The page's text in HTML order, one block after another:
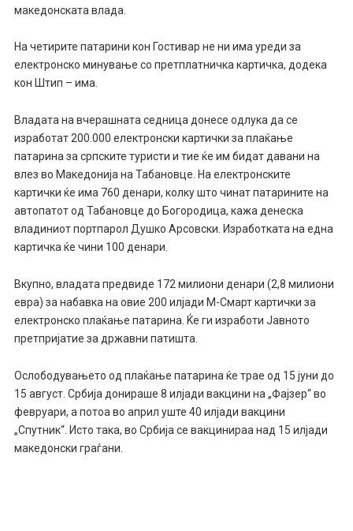
македонската влада.
На четирите патарини кон Гостивар не ни има уреди за
електронско минување со претплатничка картичка, додека
кон Штип – има.
Владата на вчерашната седница донесе одлука да се
изработат 200.000 електронски картички за плаќање
патарина за српските туристи и тие ќе им бидат давани на
влез во Македонија на Табановце. На електронските
картички ќе има 760 денари, колку што чинат патарините на
автопатот од Табановце до Богородица, кажа денеска
владиниот портпарол Душко Арсовски. Изработката на една
картичка ќе чини 100 денари.
Вкупно, владата предвиде 172 милиони денари (2,8 милиони
евра) за набавка на овие 200 илјади М-Смарт картички за
електронско плаќање патарина. Ќе ги изработи Јавното
претпријатие за државни патишта.
Ослободувањето од плаќање патарина ќе трае од 15 јуни до
15 август. Србија донираше 8 илјади вакцини на „Фајзер“ во
февруари, а потоа во април уште 40 илјади вакцини
„Спутник“. Исто така, во Србија се вакцинираа над 15 илјади
македонски граѓани.